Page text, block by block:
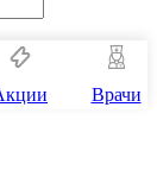
Врачи